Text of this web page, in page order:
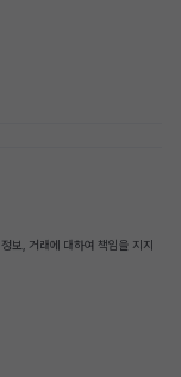
보, 거래에 대하여 책임을 지지